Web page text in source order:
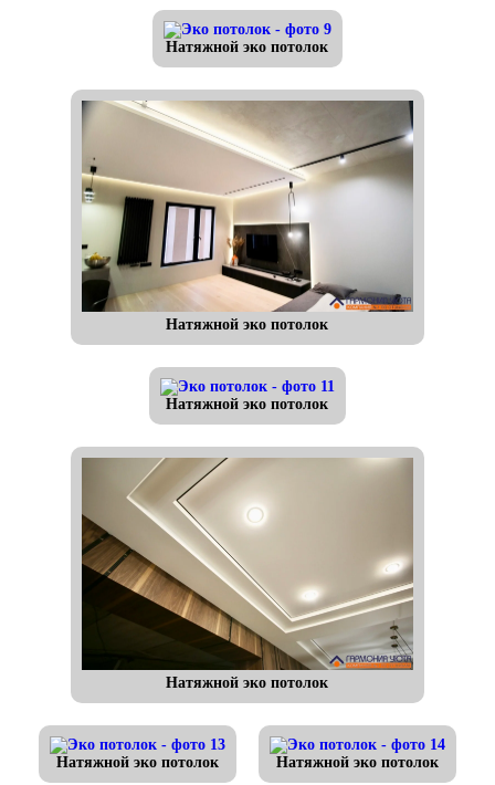
Натяжной эко потолок
Натяжной эко потолок
Натяжной эко потолок
Натяжной эко потолок
Натяжной эко потолок Натяжной эко потолок